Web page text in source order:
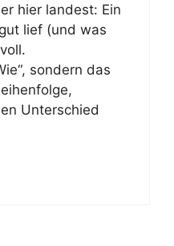
hier landest: Ein
lief (und was
sondern das
Unterschied